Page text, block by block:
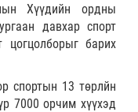
Хүүдийн ордны
давхар спорт
цогцолборыг барих
спортын 13 төрлйн
7000 орчим хүүхэд